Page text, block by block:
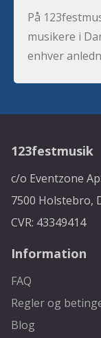
På
musikere i
enhver
123festmusik
c/o Eventzone
7500 Holstebro,
CVR: 43349414
Information
FAQ
Regler og
Blog